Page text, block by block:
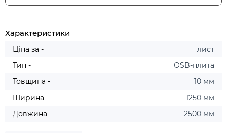
Характеристики
Ціна за -
лист
Тип -
OSB-плита
Товщина -
10 мм
Ширина -
1250 мм
Довжина -
2500 мм